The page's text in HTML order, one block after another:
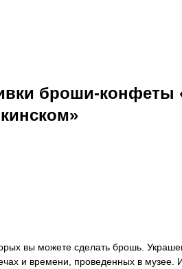
броши-конфеты
вы можете сделать брошь.
и времени, проведенных в музее.